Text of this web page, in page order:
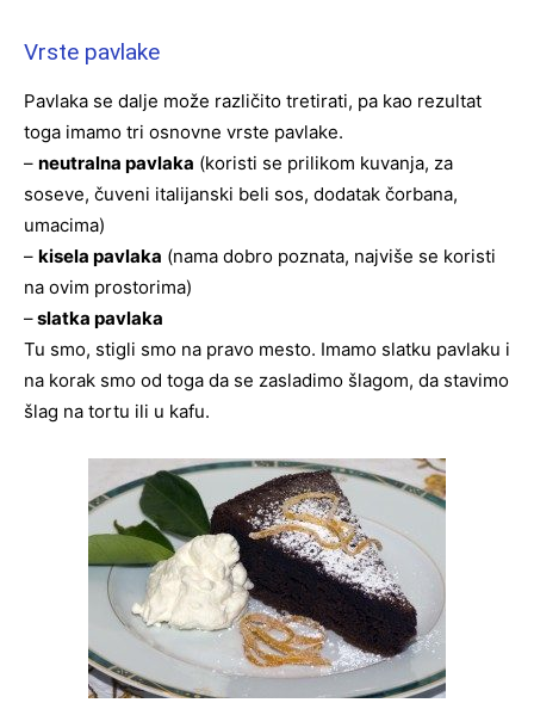
Vrste pavlake
Pavlaka se dalje može različito tretirati, pa kao rezultat
toga imamo tri osnovne vrste pavlake.
– neutralna pavlaka (koristi se prilikom kuvanja, za
soseve, čuveni italijanski beli sos, dodatak čorbana,
umacima)
– kisela pavlaka (nama dobro poznata, najviše se koristi
na ovim prostorima)
–slatka pavlaka
Tu smo, stigli smo na pravo mesto. Imamo slatku pavlaku i
na korak smo od toga da se zasladimo šlagom, da stavimo
šlag na tortu ili u kafu.